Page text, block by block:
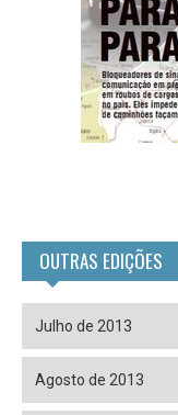
OUTRAS EDIÇÕES
Julho de 2013
Agosto de 2013